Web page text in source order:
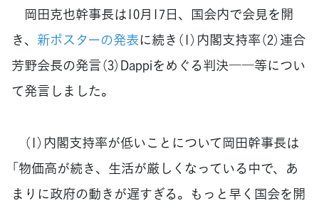
岡田克也幹事長は10月17日、国会内で会見を開
き、 新ポスターの発表に続き（1）内閣支持率（2）連合
芳野会長の発言（3）Dappiをめぐる判決――等につい
て発言しました。
（1）内閣支持率が低いことについて岡田幹事長は
「物価高が続き、生活が厳しくなっている中で、あ
まりに政府の動きが遅すぎる。もっと早く国会を開